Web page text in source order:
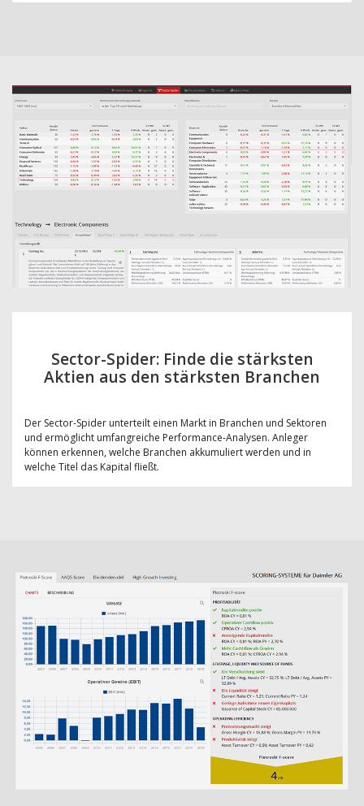
Sector-Spider: Finde die stärksten
Aktien aus den stärksten Branchen
Der Sector-Spider unterteilt einen Markt in Branchen und Sektoren
und ermöglicht umfangreiche Performance-Analysen. Anleger
können erkennen, welche Branchen akkumuliert werden und in
welche Titel das Kapital fließt.